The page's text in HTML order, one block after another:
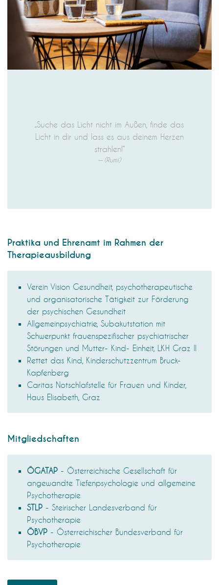
„Suche das Licht nicht im Außen, finde das
Licht in dir und lass es aus deinem Herzen
strahlen!“
(Rumi)
Praktika und Ehrenamt im Rahmen der
Therapieausbildung
Verein Vision Gesundheit, psychotherapeutische
und organisatorische Tätigkeit zur Förderung
der psychischen Gesundheit
Allgemeinpsychiatrie, Subakutstation mit
Schwerpunkt frauenspezifischer psychiatrischer
Störungen und Mutter- Kind- Einheit, LKH Graz II
Rettet das Kind, Kinderschutzzentrum Bruck-
Kapfenberg
Caritas Notschlafstelle für Frauen und Kinder,
Haus Elisabeth, Graz
Mitgliedschaften
ÖGATAP - Österreichische Gesellschaft für
angewandte Tiefenpsychologie und allgemeine
Psychotherapie
STLP - Steirischer Landesverband für
Psychotherapie
ÖBVP - Österreichischer Bundesverband für
Psychotherapie